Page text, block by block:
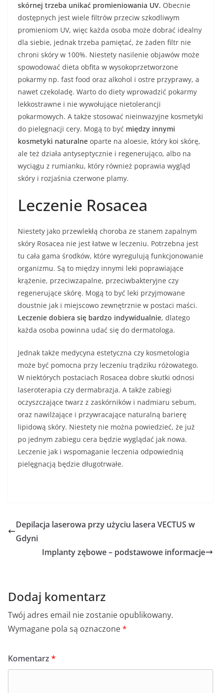
skórnej trzeba unikać promieniowania UV. Obecnie
dostępnych jest wiele filtrów przeciw szkodliwym
promieniom UV, więc każda osoba może dobrać idealny
dla siebie, jednak trzeba pamiętać, że żaden filtr nie
chroni skóry w 100%. Niestety nasilenie objawów może
spowodować dieta obfita w wysokoprzetworzone
pokarmy np. fast food oraz alkohol i ostre przyprawy, a
nawet czekoladę. Warto do diety wprowadzić pokarmy
lekkostrawne i nie wywołujące nietolerancji
pokarmowych. A także stosować nieinwazyjne kosmetyki
do pielęgnacji cery. Mogą to być między innymi
kosmetyki naturalne oparte na aloesie, który koi skórę,
ale też działa antyseptycznie i regenerująco, albo na
wyciągu z rumianku, który również poprawia wygląd
skóry i rozjaśnia czerwone plamy.
Leczenie Rosacea
Niestety jako przewlekłą choroba ze stanem zapalnym
skóry Rosacea nie jest łatwe w leczeniu. Potrzebna jest
tu cała gama środków, które wyregulują funkcjonowanie
organizmu. Są to między innymi leki poprawiające
krążenie, przeciwzapalne, przeciwbakteryjne czy
regenerujące skórę. Mogą to być leki przyjmowane
doustnie jak i miejscowo zewnętrznie w postaci maści.
Leczenie dobiera się bardzo indywidualnie, dlatego
każda osoba powinna udać się do dermatologa.
Jednak także medycyna estetyczna czy kosmetologia
może być pomocna przy leczeniu trądziku różowatego.
W niektórych postaciach Rosacea dobre skutki odnosi
laseroterapia czy dermabrazja. A także zabiegi
oczyszczające twarz z zaskórników i nadmiaru sebum,
oraz nawilżające i przywracające naturalną barierę
lipidową skóry. Niestety nie można powiedzieć, że już
po jednym zabiegu cera będzie wyglądać jak nowa.
Leczenie jak i wspomaganie leczenia odpowiednią
pielęgnacją będzie długotrwałe.
Depilacja laserowa przy użyciu lasera VECTUS w
Gdyni
Implanty zębowe – podstawowe informacje
Dodaj komentarz
Twój adres email nie zostanie opublikowany.
Wymagane pola są oznaczone*
Komentarz *